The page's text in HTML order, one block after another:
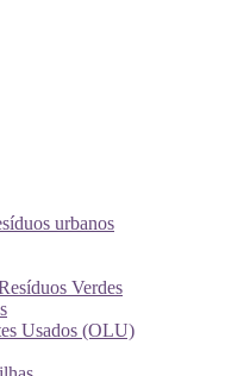
urbanos
Verdes
Usados (OLU)